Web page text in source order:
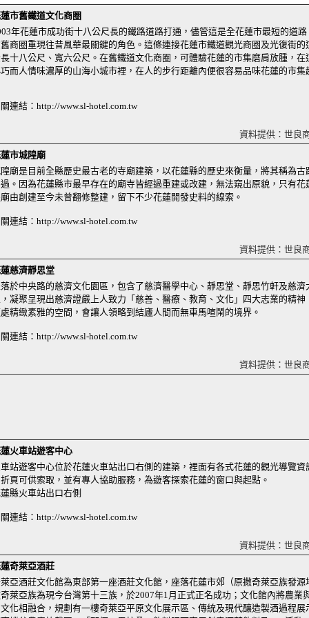
市舊鐵道文化商圈
年花蓮市成功街十八公尺長的鐵路道路打通，儘管這是全花蓮市最短的道
商圈重現往昔風華最關鍵的角色。這條連接花蓮市鐵道觀光商圈及光復街的
十八公尺、寬六公尺。在舊鐵道文化商圈，可體驗花蓮的市集磨肩放腫，在
而人情味濃厚的山海小城市裡，在人的步行距離內便很容易品味花蓮的市集
連結：http://www.sl-hotel.com.tw
資料提供：世良
市城隍廟
廟是目前全縣歷史最古老的寺廟建築，以花蓮縣的歷史來衡量，將其稱為古
。因為花蓮縣市最早存在的廟寺皆經過重建或改建，無法窺出原貌，只有花
由創建至今未曾翻修整建，留下不少花蓮開發史料的線索。
連結：http://www.sl-hotel.com.tw
資料提供：世良
慈濟靜思堂
於中央路的慈濟文化園區，包含了慈濟醫學中心、靜思堂、靜思竹軒及慈濟
凝聚呈現出慈濟證嚴上人致力「慈善、醫療、教育、文化」四大志業的精神
精緻素雅的空間，會讓人領略到結廬人間而無車馬喧鬧的境界。
連結：http://www.sl-hotel.com.tw
資料提供：世良
火車站遊客中心
站遊客中心位於花蓮火車站出口右側的建築，裡面有各式花蓮的觀光導覽資
頁可供索取，並有專人協助服務，為遊客探索花蓮的窗口與起點。
縣火車站出口右側
連結：http://www.sl-hotel.com.tw
資料提供：世良
奇萊亞酒莊
亞酒莊文化館為東部第一座酒莊文化館，座落花蓮市郊（原撒奇萊亞族發源
萊亞族為現今台灣第十三族，於2007年1月正式正名成功；文化館內將農業
化相融合，規劃有一樓奇萊亞平原文化展示區、傳統及現代釀造製酒過程展